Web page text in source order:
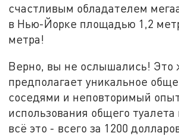
счастливым обладателем
в Нью-Йорке площадью 1,2
метра!
Верно, вы не ослышались!
предполагает уникальное
соседями и неповторимый
использования общего
всё это - всего за 1200